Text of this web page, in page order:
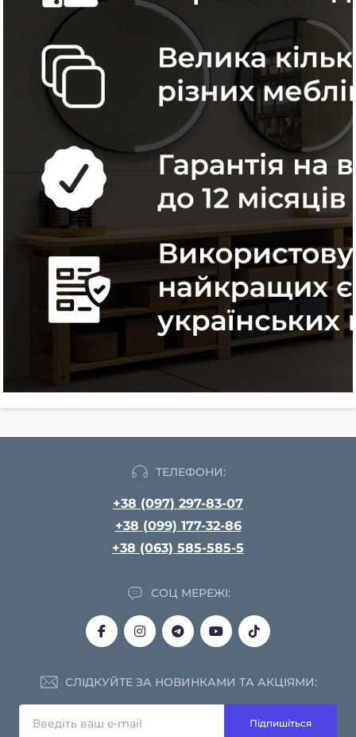
ТЕЛЕФОНИ:
+38 (097) 297-83-07
+38 (099) 177-32-86
+38 (063) 585-585-5
СОЦ МЕРЕЖІ:
СЛІДКУЙТЕ ЗА НОВИНКАМИ ТА АКЦІЯМИ:
Підпишіться